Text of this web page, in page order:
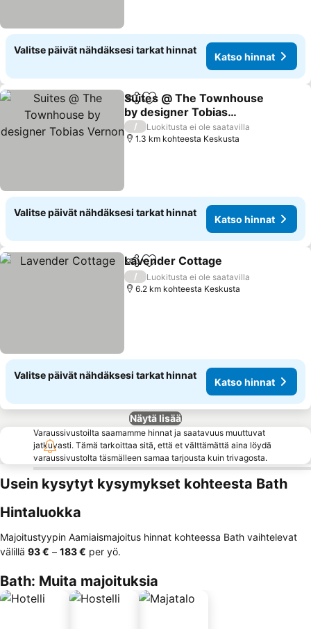
Valitse päivät nähdäksesi tarkat hinnat
Katso hinnat
Jaa Lisää suosikkeihin
Suites @ The Townhouse
by designer Tobias
Vernon
/
Luokitusta ei ole saatavilla
1.3 km kohteesta Keskusta
Valitse päivät nähdäksesi tarkat hinnat
Katso hinnat
Jaa Lisää suosikkeihin
Lavender Cottage
/
Luokitusta ei ole saatavilla
6.2 km kohteesta Keskusta
Valitse päivät nähdäksesi tarkat hinnat
Katso hinnat
Näytä lisää
Varaussivustoilta saamamme hinnat ja saatavuus muuttuvat
jatkuvasti. Tämä tarkoittaa sitä, että et välttämättä aina löydä
varaussivustolta täsmälleen samaa tarjousta kuin trivagosta.
Usein kysytyt kysymykset kohteesta Bath
Hintaluokka
Majoitustyypin Aamiaismajoitus hinnat kohteessa Bath vaihtelevat
välillä ‎93 € – ‎183 € per yö.
Bath: Muita majoituksia